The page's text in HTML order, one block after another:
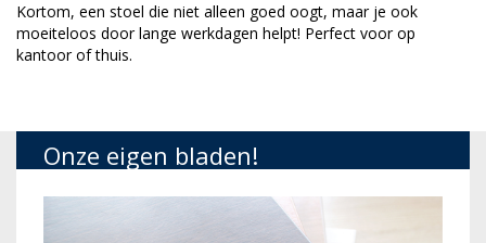
Kortom, een stoel die niet alleen goed oogt, maar je ook
moeiteloos door lange werkdagen helpt! Perfect voor op
kantoor of thuis.
Onze eigen bladen!